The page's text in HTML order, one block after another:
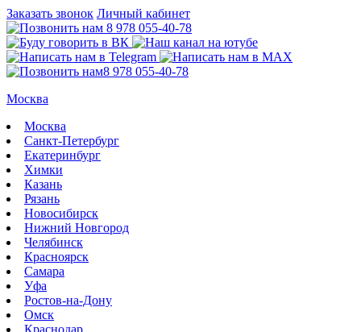
Заказать звонок Личный кабинет
8 978 055-40-78
8 978 055-40-78
Москва
Москва
Санкт-Петербург
Екатеринбург
Химки
Казань
Рязань
Новосибирск
Нижний Новгород
Челябинск
Красноярск
Самара
Уфа
Ростов-на-Дону
Омск
Краснодар